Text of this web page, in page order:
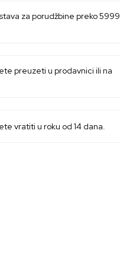
za porudžbine preko 5999
preuzeti u prodavnici ili na
vratiti u roku od 14 dana.